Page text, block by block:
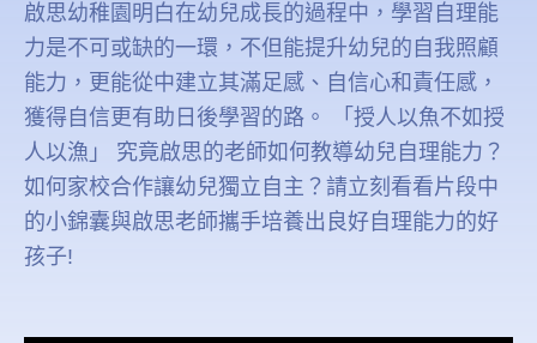
啟思幼稚園明白在幼兒成長的過程中，學習自理能
力是不可或缺的一環，不但能提升幼兒的自我照顧
能力，更能從中建立其滿足感、自信心和責任感，
獲得自信更有助日後學習的路。 「授人以魚不如授
人以漁」 究竟啟思的老師如何教導幼兒自理能力？
如何家校合作讓幼兒獨立自主？請立刻看看片段中
的小錦囊與啟思老師攜手培養出良好自理能力的好
孩子!